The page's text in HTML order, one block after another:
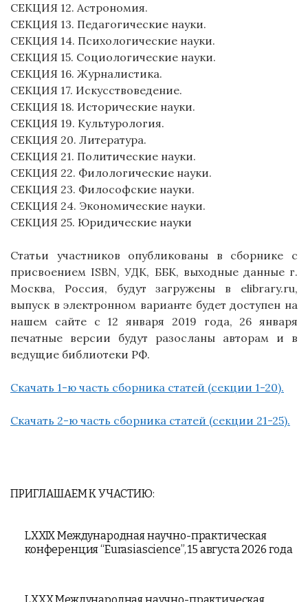
СЕКЦИЯ 12. Астрономия.
СЕКЦИЯ 13. Педагогические науки.
СЕКЦИЯ 14. Психологические науки.
СЕКЦИЯ 15. Социологические науки.
СЕКЦИЯ 16. Журналистика.
СЕКЦИЯ 17. Искусствоведение.
СЕКЦИЯ 18. Исторические науки.
СЕКЦИЯ 19. Культурология.
СЕКЦИЯ 20. Литература.
СЕКЦИЯ 21. Политические науки.
СЕКЦИЯ 22. Филологические науки.
СЕКЦИЯ 23. Философские науки.
СЕКЦИЯ 24. Экономические науки.
СЕКЦИЯ 25. Юридические науки
Статьи участников опубликованы в сборнике с
присвоением ISBN, УДК, ББК, выходные данные г.
Москва, Россия, будут загружены в elibrary.ru,
выпуск в электронном варианте будет доступен на
нашем сайте с 12 января 2019 года, 26 января
печатные версии будут разосланы авторам и в
ведущие библиотеки РФ.
Скачать 1-ю часть сборника статей (секции 1-20).
Скачать 2-ю часть сборника статей (секции 21-25).
ПРИГЛАШАЕМ К УЧАСТИЮ:
LXXIX Международная научно-практическая
конференция “Eurasiascience”, 15 августа 2026 года